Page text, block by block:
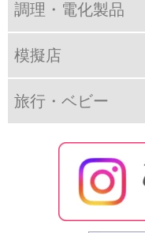
調理・電化製品
模擬店
旅行・ベビー